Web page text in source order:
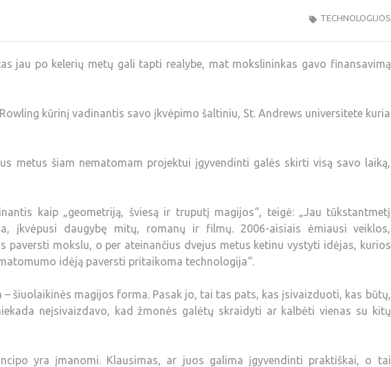
TECHNOLOGIJOS
jau po kelerių metų gali tapti realybe, mat mokslininkas gavo finansavimą
kūrinį vadinantis savo įkvėpimo šaltiniu, St. Andrews universitete kuria
metus šiam nematomam projektui įgyvendinti galės skirti visą savo laiką,
kaip „geometriją, šviesą ir truputį magijos“, teigė: „Jau tūkstantmetį
įkvėpusi daugybę mitų, romanų ir filmų. 2006-aisiais ėmiausi veiklos,
paversti mokslu, o per ateinančius dvejus metus ketinu vystyti idėjas, kurios
idėją paversti pritaikoma technologija“.
šiuolaikinės magijos forma. Pasak jo, tai tas pats, kas įsivaizduoti, kas būtų,
neįsivaizdavo, kad žmonės galėtų skraidyti ar kalbėti vienas su kitų
yra įmanomi. Klausimas, ar juos galima įgyvendinti praktiškai, o tai